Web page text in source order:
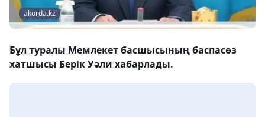
akorda.kz
Бұл туралы Мемлекет басшысының баспасөз
хатшысы Берік Уәли хабарлады.